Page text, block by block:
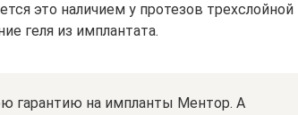
это наличием у протезов трехслойной
геля из имплантата.
гарантию на импланты Ментор. А